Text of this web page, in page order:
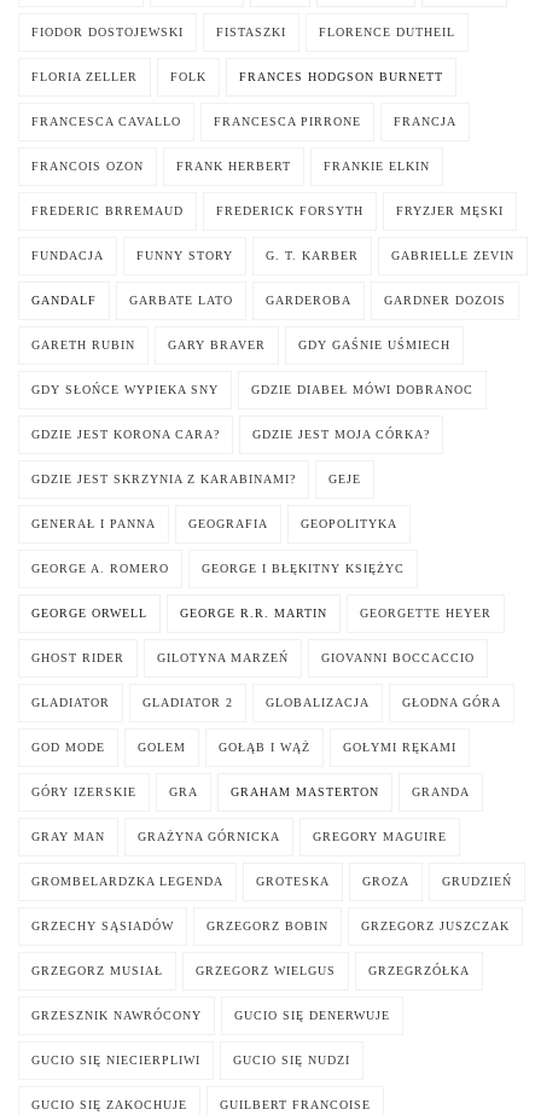
FIODOR DOSTOJEWSKI FISTASZKI FLORENCE DUTHEIL
FLORIA ZELLER FOLK FRANCES HODGSON BURNETT
FRANCESCA CAVALLO FRANCESCA PIRRONE FRANCJA
FRANCOIS OZON FRANK HERBERT FRANKIE ELKIN
FREDERIC BRREMAUD FREDERICK FORSYTH FRYZJER MĘSKI
FUNDACJA FUNNY STORY G. T. KARBER GABRIELLE ZEVIN
GANDALF GARBATE LATO GARDEROBA GARDNER DOZOIS
GARETH RUBIN GARY BRAVER GDY GAŚNIE UŚMIECH
GDY SŁOŃCE WYPIEKA SNY GDZIE DIABEŁ MÓWI DOBRANOC
GDZIE JEST KORONA CARA? GDZIE JEST MOJA CÓRKA?
GDZIE JEST SKRZYNIA Z KARABINAMI? GEJE
GENERAŁ I PANNA GEOGRAFIA GEOPOLITYKA
GEORGE A. ROMERO GEORGE I BŁĘKITNY KSIĘŻYC
GEORGE ORWELL GEORGE R.R. MARTIN GEORGETTE HEYER
GHOST RIDER GILOTYNA MARZEŃ GIOVANNI BOCCACCIO
GLADIATOR GLADIATOR 2 GLOBALIZACJA GŁODNA GÓRA
GOD MODE GOLEM GOŁĄB I WĄŻ GOŁYMI RĘKAMI
GÓRY IZERSKIE GRA GRAHAM MASTERTON GRANDA
GRAY MAN GRAŻYNA GÓRNICKA GREGORY MAGUIRE
GROMBELARDZKA LEGENDA GROTESKA GROZA GRUDZIEŃ
GRZECHY SĄSIADÓW GRZEGORZ BOBIN GRZEGORZ JUSZCZAK
GRZEGORZ MUSIAŁ GRZEGORZ WIELGUS GRZEGRZÓŁKA
GRZESZNIK NAWRÓCONY GUCIO SIĘ DENERWUJE
GUCIO SIĘ NIECIERPLIWI GUCIO SIĘ NUDZI
GUCIO SIĘ ZAKOCHUJE GUILBERT FRANCOISE